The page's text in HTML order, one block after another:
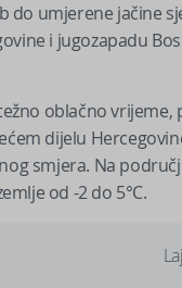
do umjerene jačine
i jugozapadu
oblačno
dijelu
smjera. Na
od -2 do 5°C.